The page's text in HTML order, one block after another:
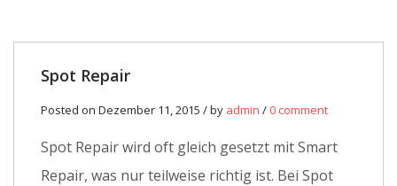
Spot Repair
Posted on Dezember 11, 2015 / by admin / 0 comment
Spot Repair wird oft gleich gesetzt mit Smart
Repair, was nur teilweise richtig ist. Bei Spot